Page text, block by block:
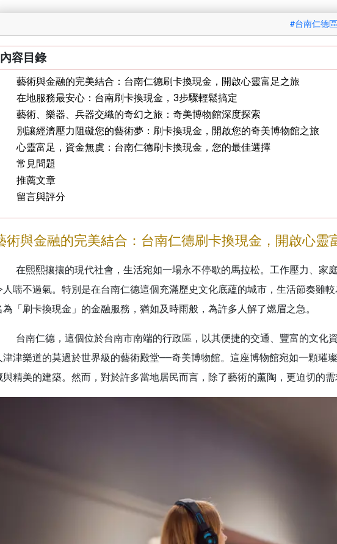
#台南仁德
內容目錄
藝術與金融的完美結合：台南仁德刷卡換現金，開啟心靈富足之旅
在地服務最安心：台南刷卡換現金，3步驟輕鬆搞定
藝術、樂器、兵器交織的奇幻之旅：奇美博物館深度探索
別讓經濟壓力阻礙您的藝術夢：刷卡換現金，開啟您的奇美博物館之旅
心靈富足，資金無虞：台南仁德刷卡換現金，您的最佳選擇
常見問題
推薦文章
留言與評分
術與金融的完美結合：台南仁德刷卡換現金，開啟心靈
在熙熙攘攘的現代社會，生活宛如一場永不停歇的馬拉松。工作壓力、家
人喘不過氣。特別是在台南仁德這個充滿歷史文化底蘊的城市，生活節奏雖
為「刷卡換現金」的金融服務，猶如及時雨般，為許多人解了燃眉之急。
台南仁德，這個位於台南市南端的行政區，以其便捷的交通、豐富的文化
津津樂道的莫過於世界級的藝術殿堂──奇美博物館。這座博物館宛如一顆璀
與精美的建築。然而，對於許多當地居民而言，除了藝術的薰陶，更迫切的需